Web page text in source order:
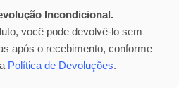
Incondicional.
você pode devolvê-lo sem
após o recebimento, conforme
Política de Devoluções.